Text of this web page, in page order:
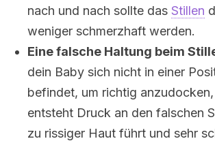
nach und nach sollte das Stillen
weniger schmerzhaft werden.
Eine falsche Haltung beim
dein Baby sich nicht in einer
befindet, um richtig
entsteht Druck an den falschen
zu rissiger Haut führt und sehr